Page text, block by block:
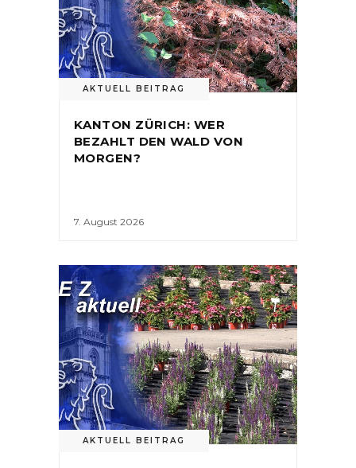
AKTUELL BEITRAG
KANTON ZÜRICH: WER
BEZAHLT DEN WALD VON
MORGEN?
7. August 2026
AKTUELL BEITRAG